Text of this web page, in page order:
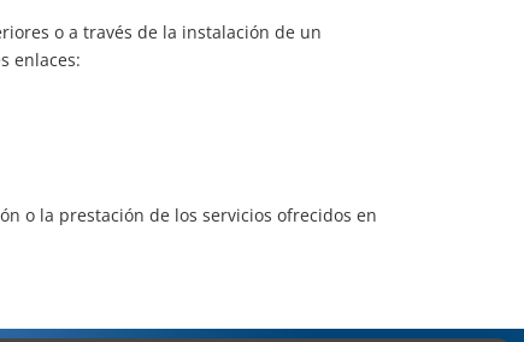
o a través de la instalación de un
enlaces:
o la prestación de los servicios ofrecidos en